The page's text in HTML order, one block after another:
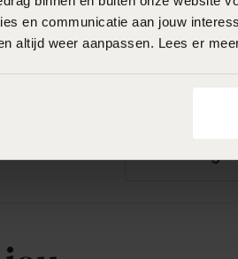
en communicatie aan jouw
altijd weer aanpassen. Lees er
0.0%
zijn